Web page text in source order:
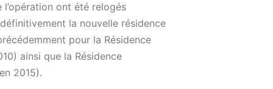
ont été relogés
la nouvelle résidence
pour la Résidence
ainsi que la Résidence
2015).